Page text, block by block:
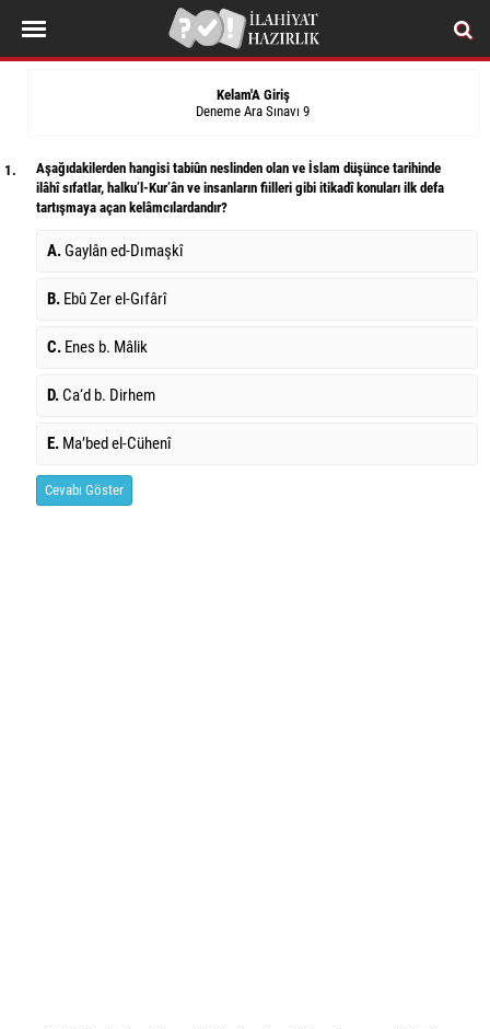
Kelam'A Giriş
Deneme Ara Sınavı 9
1.
Aşağıdakilerden hangisi tabiûn neslinden olan ve İslam düşünce tarihinde
ilâhî sıfatlar, halku’l-Kur’ân ve insanların fiilleri gibi itikadî konuları ilk defa
tartışmaya açan kelâmcılardandır?
A.Gaylân ed-Dımaşkî
B. Ebû Zer el-Gıfârî
C. Enes b. Mâlik
D.Ca‘d b. Dirhem
E. Ma’bed el-Cühenî
Cevabı Göster